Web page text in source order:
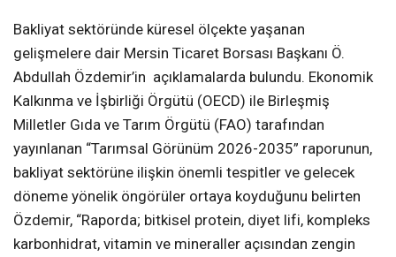
Bakliyat sektöründe küresel ölçekte yaşanan
gelişmelere dair Mersin Ticaret Borsası Başkanı Ö.
Abdullah Özdemir’in açıklamalarda bulundu. Ekonomik
Kalkınma ve İşbirliği Örgütü (OECD) ile Birleşmiş
Milletler Gıda ve Tarım Örgütü (FAO) tarafından
yayınlanan “Tarımsal Görünüm 2026-2035” raporunun,
bakliyat sektörüne ilişkin önemli tespitler ve gelecek
döneme yönelik öngörüler ortaya koyduğunu belirten
Özdemir, “Raporda; bitkisel protein, diyet lifi, kompleks
karbonhidrat, vitamin ve mineraller açısından zengin